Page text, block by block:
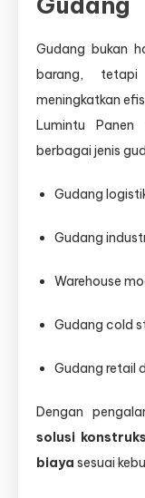
Gudang bukan
barang,
meningkatkan
Lumintu Panen
berbagai jenis
Gudang
Gudang
Warehouse
Gudang cold
Gudang retail
Dengan
solusi
biaya sesuai